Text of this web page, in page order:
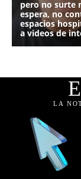
LA